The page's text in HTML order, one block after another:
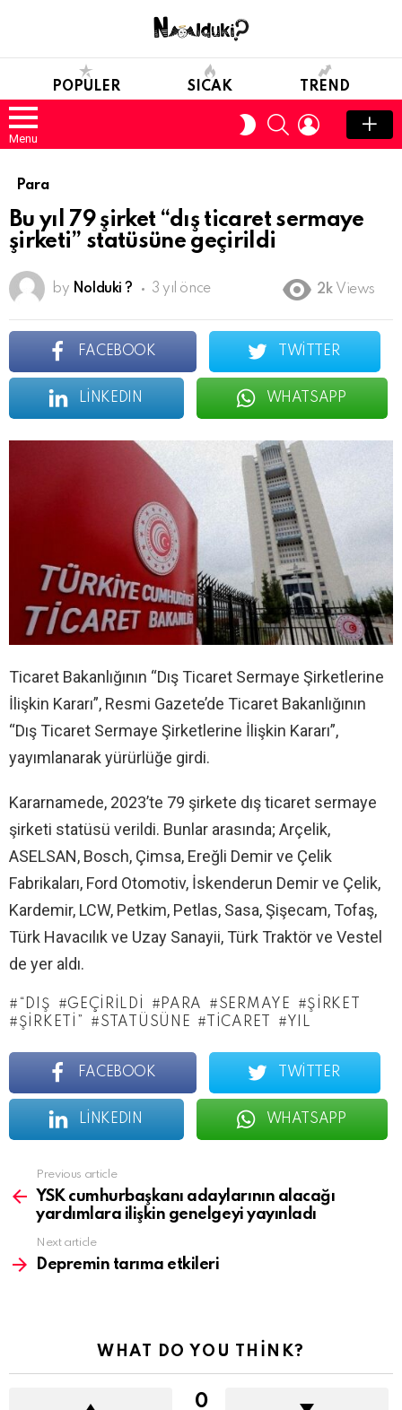
POPULER SICAK TREND
Menu
SWITCH
SKIN
SEARCHLOGIN
Para
Bu yıl 79 şirket “dış ticaret sermaye
şirketi” statüsüne geçirildi
by Nolduki ? 3 yıl önce 2k Views
FACEBOOK TWITTER
LINKEDIN WHATSAPP
Ticaret Bakanlığının “Dış Ticaret Sermaye Şirketlerine
İlişkin Kararı”, Resmi Gazete’de Ticaret Bakanlığının
“Dış Ticaret Sermaye Şirketlerine İlişkin Kararı”,
yayımlanarak yürürlüğe girdi.
Kararnamede, 2023’te 79 şirkete dış ticaret sermaye
şirketi statüsü verildi. Bunlar arasında; Arçelik,
ASELSAN, Bosch, Çimsa, Ereğli Demir ve Çelik
Fabrikaları, Ford Otomotiv, İskenderun Demir ve Çelik,
Kardemir, LCW, Petkim, Petlas, Sasa, Şişecam, Tofaş,
Türk Havacılık ve Uzay Sanayii, Türk Traktör ve Vestel
de yer aldı.
“DIŞ GEÇIRILDI PARA SERMAYE
ŞIRKET
ŞIRKETI”
STATÜSÜNE TICARET YIL
FACEBOOK TWITTER
LINKEDIN WHATSAPP
more
Previous article
YSK cumhurbaşkanı adaylarının alacağı
yardımlara ilişkin genelgeyi yayınladı
Next article
Depremin tarıma etkileri
WHAT DO YOU THINK?
0